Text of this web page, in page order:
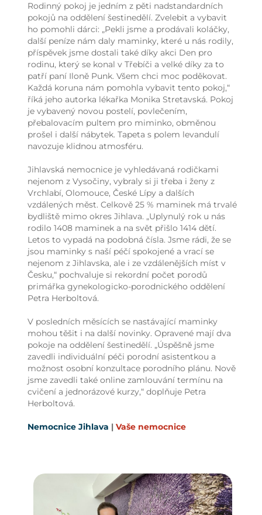
Rodinný pokoj je jedním z pěti nadstandardních
pokojů na oddělení šestinedělí. Zvelebit a vybavit
ho pomohli dárci: „Pekli jsme a prodávali koláčky,
další peníze nám daly maminky, které u nás rodily,
příspěvek jsme dostali také díky akci Den pro
rodinu, který se konal v Třebíči a velké díky za to
patří paní Iloně Punk. Všem chci moc poděkovat.
Každá koruna nám pomohla vybavit tento pokoj,“
říká jeho autorka lékařka Monika Stretavská. Pokoj
je vybavený novou postelí, povlečením,
přebalovacím pultem pro miminko, obměnou
prošel i další nábytek. Tapeta s polem levandulí
navozuje klidnou atmosféru.
Jihlavská nemocnice je vyhledávaná rodičkami
nejenom z Vysočiny, vybraly si ji třeba i ženy z
Vrchlabí, Olomouce, České Lípy a dalších
vzdálených měst. Celkově 25 % maminek má trvalé
bydliště mimo okres Jihlava. „Uplynulý rok u nás
rodilo 1408 maminek a na svět přišlo 1414 dětí.
Letos to vypadá na podobná čísla. Jsme rádi, že se
jsou maminky s naší péčí spokojené a vrací se
nejenom z Jihlavska, ale i ze vzdálenějších míst v
Česku,“ pochvaluje si rekordní počet porodů
primářka gynekologicko-porodnického oddělení
Petra Herboltová.
V posledních měsících se nastávající maminky
mohou těšit i na další novinky. Opravené mají dva
pokoje na oddělení šestinedělí. „Úspěšně jsme
zavedli individuální péči porodní asistentkou a
možnost osobní konzultace porodního plánu. Nově
jsme zavedli také online zamlouvání termínu na
cvičení a jednorázové kurzy,“ doplňuje Petra
Herboltová.
Nemocnice Jihlava | Vaše nemocnice